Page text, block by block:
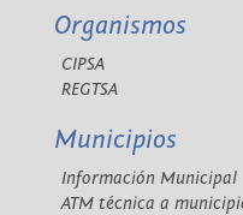
Organismos
CIPSA
REGTSA
Municipios
Información Municipal
ATM técnica a